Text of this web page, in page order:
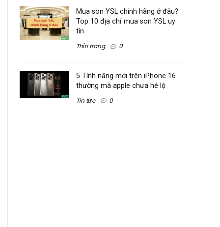
Mua son YSL chính hãng ở đâu?
Top 10 địa chỉ mua son YSL uy
tín
Thời trang 0
5 Tính năng mới trên iPhone 16
thường mà apple chưa hé lộ
Tin tức 0